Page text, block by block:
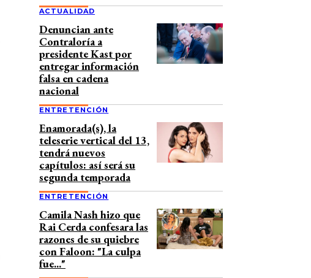
ACTUALIDAD
Denuncian ante
Contraloría a
presidente Kast por
entregar información
falsa en cadena
nacional
ENTRETENCIÓN
Enamorada(s), la
teleserie vertical del 13,
tendrá nuevos
capítulos: así será su
segunda temporada
ENTRETENCIÓN
Camila Nash hizo que
Rai Cerda confesara las
razones de su quiebre
con Faloon: "La culpa
fue..."